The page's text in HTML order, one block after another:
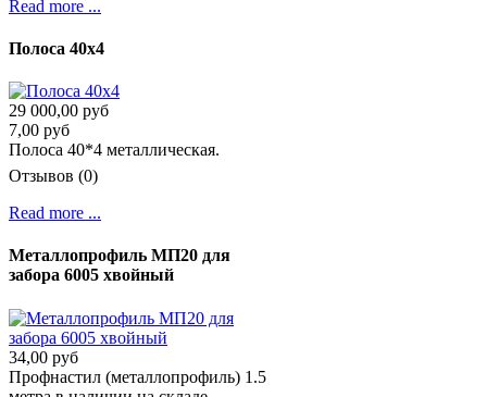
Read more ...
Полоса 40х4
29 000,00 руб
7,00 руб
Полоса 40*4 металлическая.
Отзывов (0)
Read more ...
Металлопрофиль МП20 для
забора 6005 хвойный
34,00 руб
Профнастил (металлопрофиль) 1.5